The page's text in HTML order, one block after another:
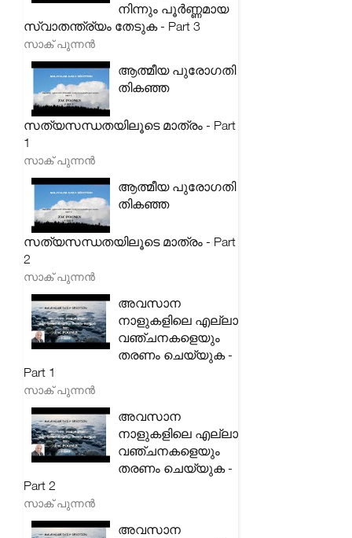
നിന്നും പൂർണ്ണമായ
സ്വാതന്ത്ര്യം തേടുക - Part 3
സാക് പുന്നൻ
ആത്മീയ പുരോഗതി
തികഞ്ഞ
സത്യസന്ധതയിലൂടെ മാത്രം - Part
1
സാക് പുന്നൻ
ആത്മീയ പുരോഗതി
തികഞ്ഞ
സത്യസന്ധതയിലൂടെ മാത്രം - Part
2
സാക് പുന്നൻ
അവസാന
നാളുകളിലെ എല്ലാ
വഞ്ചനകളെയും
തരണം ചെയ്യുക -
Part 1
സാക് പുന്നൻ
അവസാന
നാളുകളിലെ എല്ലാ
വഞ്ചനകളെയും
തരണം ചെയ്യുക -
Part 2
സാക് പുന്നൻ
അവസാന